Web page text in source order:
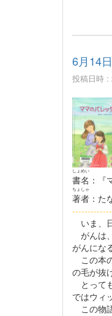
6月14
投稿日時 :
書名
しょめい
：『
著者
ちょしゃ
：
いま、
がんは
がんにな
この本
の毛が抜
とって
ではウィ
この物